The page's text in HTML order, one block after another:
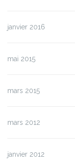
janvier 2016
mai 2015
mars 2015
mars 2012
janvier 2012